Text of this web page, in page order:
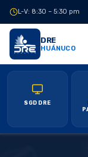
L-V: 8:30 – 5:30 pm
DRE
HUÁNUCO
SGD DRE